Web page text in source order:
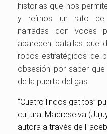
historias que nos
y reírnos un rato de
narradas con voces
aparecen batallas que
robos estratégicos de
obsesión por saber que
de la puerta del gas.
“Cuatro lindos gatitos”
cultural Madreselva
autora a través de